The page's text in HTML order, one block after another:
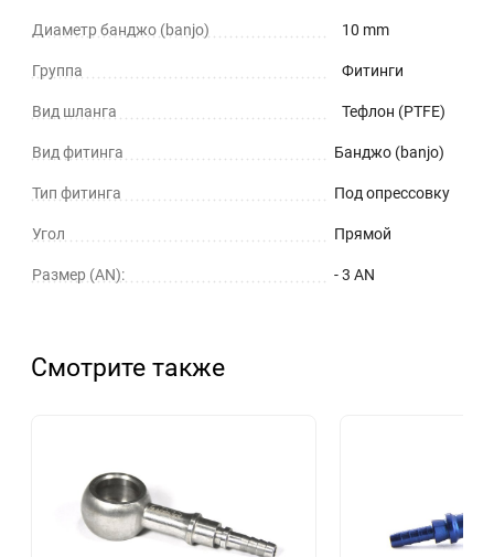
Диаметр банджо (banjo) 10 mm
Группа Фитинги
Вид шланга Тефлон (PTFE)
Вид фитинга Банджо (banjo)
Тип фитинга Под опрессовку
Угол Прямой
Размер (AN): - 3 AN
Смотрите также